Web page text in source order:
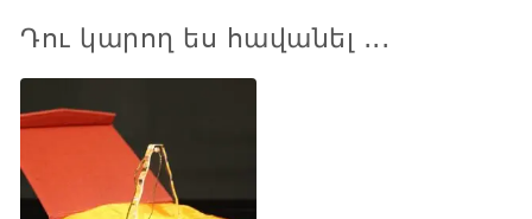
Դու կարող ես հավանել ․․․